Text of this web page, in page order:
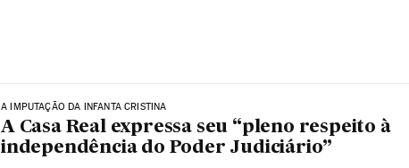
A IMPUTAÇÃO DA INFANTA CRISTINA
A Casa Real expressa seu “pleno respeito à
independência do Poder Judiciário”